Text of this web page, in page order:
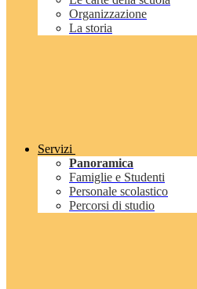
Organizzazione
La storia
Servizi
Panoramica
Famiglie e Studenti
Personale scolastico
Percorsi di studio